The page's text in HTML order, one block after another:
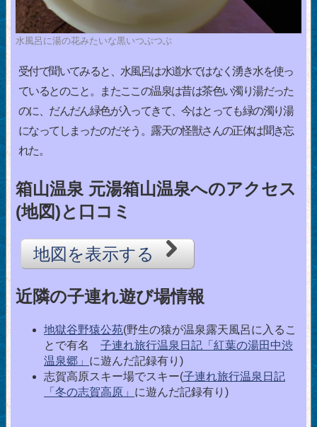
水風呂に湯の花みたいな黒いつぶつぶ
受付で聞いてみると、水風呂は水道水ではなく湧き水を使っ
ているとのこと。またここの温泉は昔は茶色い濁り湯だった
のに、だんだん緑色が入ってきて、今はとっても緑の濁り湯
になってしまったのだそう。露天の怪獣さんの正体は聞き忘
れた。
箱山温泉 元湯箱山温泉へのアクセス
(地図)と口コミ
地図を表示する
近隣の子連れ遊び場情報
地獄谷野猿公苑(野生の猿が温泉露天風呂に入るこ
とで有名 子連れ旅行温泉日記「紅葉の湯田中渋
温泉郷」 に遊んだ記録有り)
志賀高原スキー場でスキー(子連れ旅行温泉日記
「冬の志賀高原」 に遊んだ記録有り)